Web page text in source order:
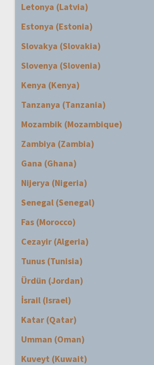
Letonya (Latvia)
Estonya (Estonia)
Slovakya (Slovakia)
Slovenya (Slovenia)
Kenya (Kenya)
Tanzanya (Tanzania)
Mozambik (Mozambique)
Zambiya (Zambia)
Gana (Ghana)
Nijerya (Nigeria)
Senegal (Senegal)
Fas (Morocco)
Cezayir (Algeria)
Tunus (Tunisia)
Ürdün (Jordan)
İsrail (Israel)
Katar (Qatar)
Umman (Oman)
Kuveyt (Kuwait)